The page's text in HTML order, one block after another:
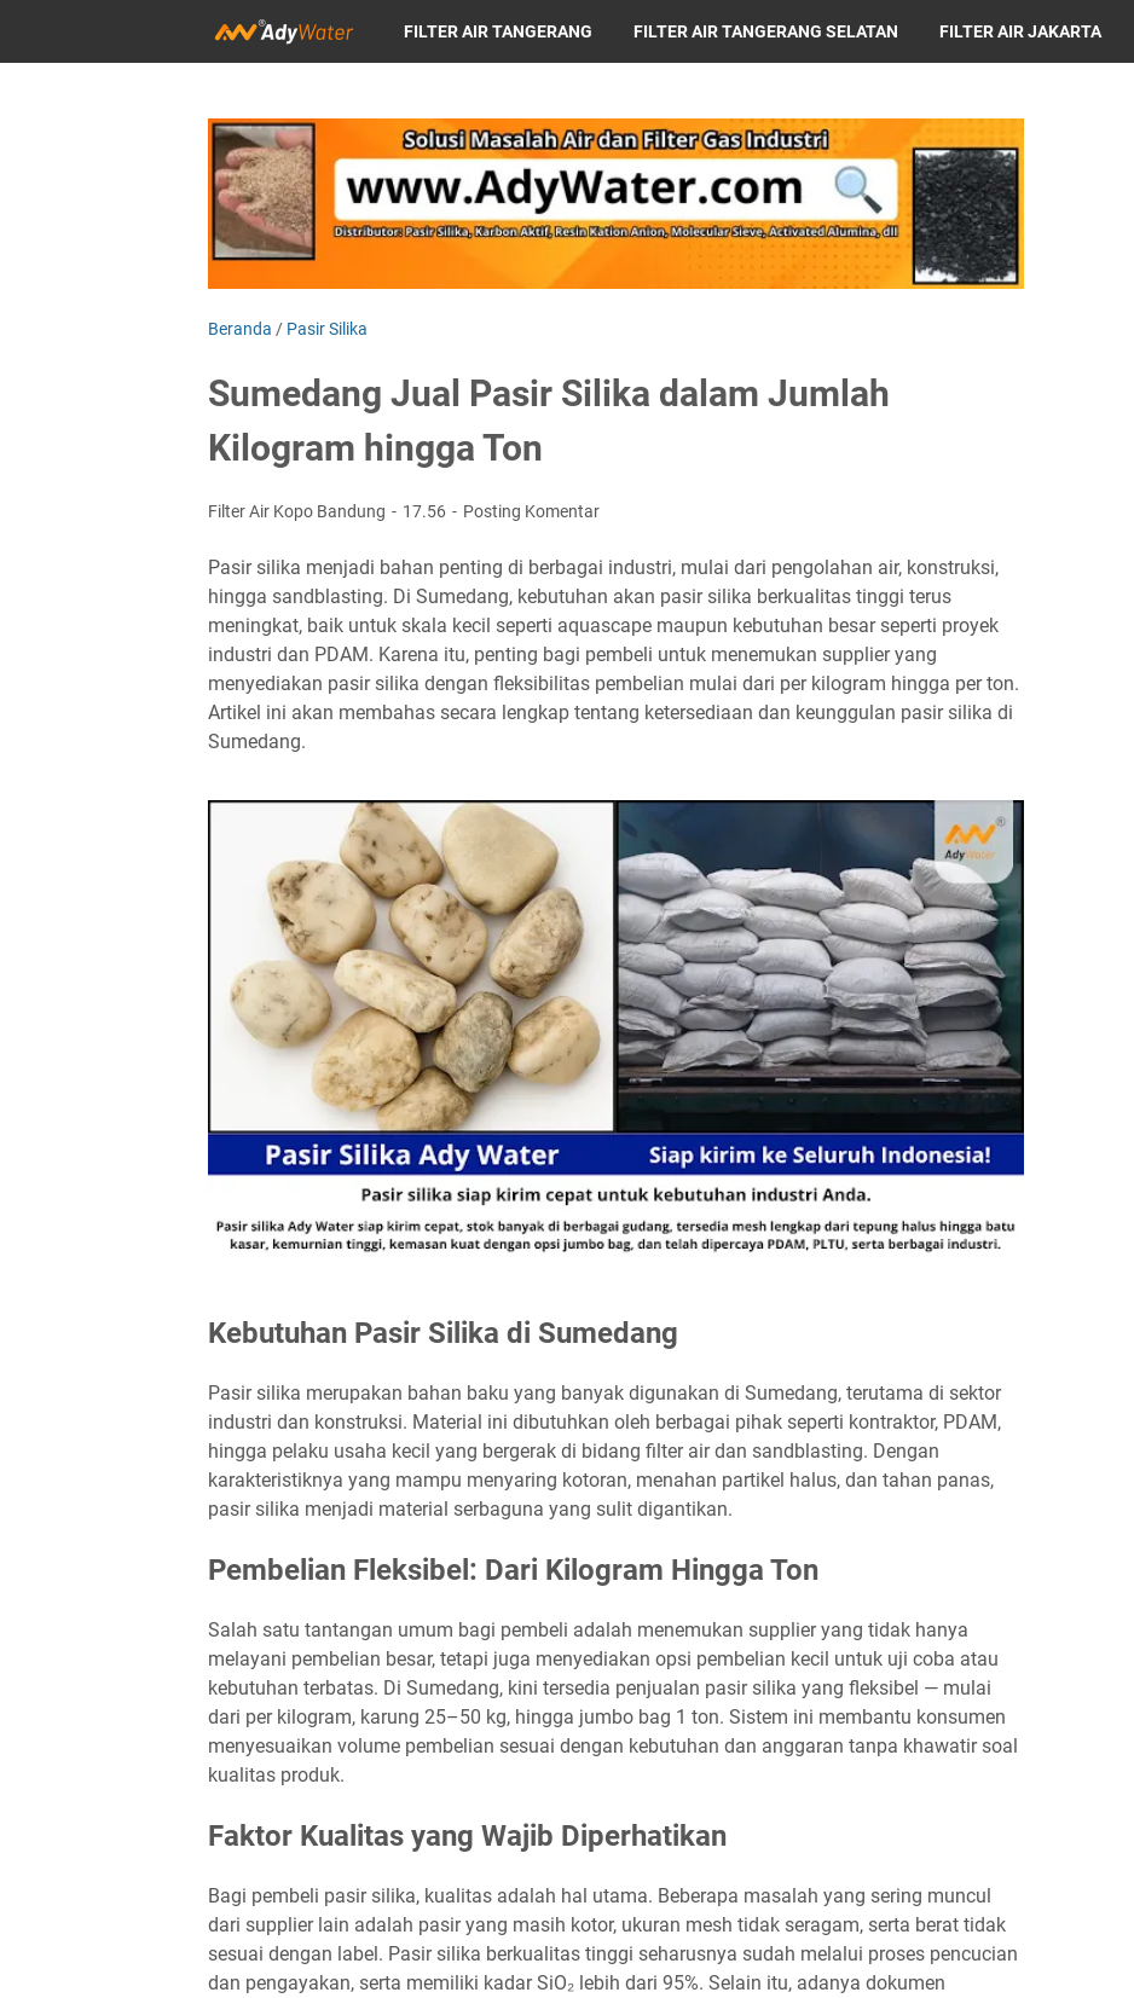
FILTER AIR TANGERANG FILTER AIR TANGERANG SELATAN FILTER AIR JAKARTA
Beranda / Pasir Silika
Sumedang Jual Pasir Silika dalam Jumlah
Kilogram hingga Ton
Filter Air Kopo Bandung 17.56 Posting Komentar
Pasir silika menjadi bahan penting di berbagai industri, mulai dari pengolahan air, konstruksi,
hingga sandblasting. Di Sumedang, kebutuhan akan pasir silika berkualitas tinggi terus
meningkat, baik untuk skala kecil seperti aquascape maupun kebutuhan besar seperti proyek
industri dan PDAM. Karena itu, penting bagi pembeli untuk menemukan supplier yang
menyediakan pasir silika dengan fleksibilitas pembelian mulai dari per kilogram hingga per ton.
Artikel ini akan membahas secara lengkap tentang ketersediaan dan keunggulan pasir silika di
Sumedang.
Kebutuhan Pasir Silika di Sumedang
Pasir silika merupakan bahan baku yang banyak digunakan di Sumedang, terutama di sektor
industri dan konstruksi. Material ini dibutuhkan oleh berbagai pihak seperti kontraktor, PDAM,
hingga pelaku usaha kecil yang bergerak di bidang filter air dan sandblasting. Dengan
karakteristiknya yang mampu menyaring kotoran, menahan partikel halus, dan tahan panas,
pasir silika menjadi material serbaguna yang sulit digantikan.
Pembelian Fleksibel: Dari Kilogram Hingga Ton
Salah satu tantangan umum bagi pembeli adalah menemukan supplier yang tidak hanya
melayani pembelian besar, tetapi juga menyediakan opsi pembelian kecil untuk uji coba atau
kebutuhan terbatas. Di Sumedang, kini tersedia penjualan pasir silika yang fleksibel — mulai
dari per kilogram, karung 25–50 kg, hingga jumbo bag 1 ton. Sistem ini membantu konsumen
menyesuaikan volume pembelian sesuai dengan kebutuhan dan anggaran tanpa khawatir soal
kualitas produk.
Faktor Kualitas yang Wajib Diperhatikan
Bagi pembeli pasir silika, kualitas adalah hal utama. Beberapa masalah yang sering muncul
dari supplier lain adalah pasir yang masih kotor, ukuran mesh tidak seragam, serta berat tidak
sesuai dengan label. Pasir silika berkualitas tinggi seharusnya sudah melalui proses pencucian
dan pengayakan, serta memiliki kadar SiO₂ lebih dari 95%. Selain itu, adanya dokumen